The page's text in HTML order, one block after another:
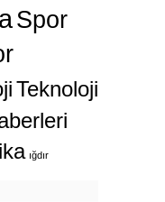
Spor
Teknoloji
ığdır